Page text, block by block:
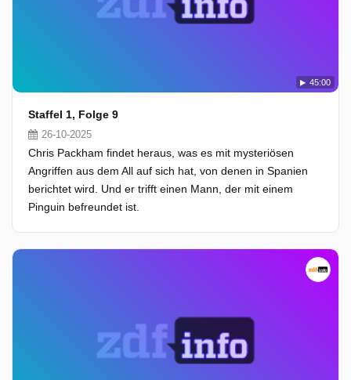
45:00
Staffel 1, Folge 9
26-10-2025
Chris Packham findet heraus, was es mit mysteriösen
Angriffen aus dem All auf sich hat, von denen in Spanien
berichtet wird. Und er trifft einen Mann, der mit einem
Pinguin befreundet ist.